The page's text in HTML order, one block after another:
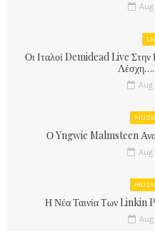
Οι Ιταλοί Demidead Live
Ο Yngwie Malmsteen
Η Νέα Ταινία Των Linkin